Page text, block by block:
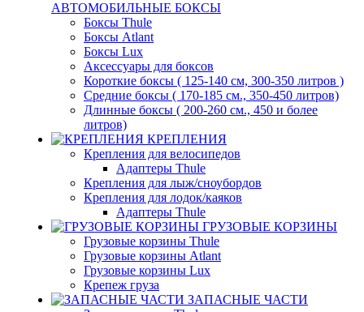
АВТОМОБИЛЬНЫЕ БОКСЫ
Боксы Thule
Боксы Atlant
Боксы Lux
Аксессуары для боксов
Короткие боксы ( 125-140 см, 300-350 литров )
Средние боксы ( 170-185 см., 350-450 литров)
Длинные боксы ( 200-260 см., 450 и более
литров)
КРЕПЛЕНИЯ
Крепления для велосипедов
Адаптеры Thule
Крепления для лыж/сноубордов
Крепления для лодок/каяков
Адаптеры Thule
ГРУЗОВЫЕ КОРЗИНЫ
Грузовые корзины Thule
Грузовые корзины Atlant
Грузовые корзины Lux
Крепеж груза
ЗАПАСНЫЕ ЧАСТИ